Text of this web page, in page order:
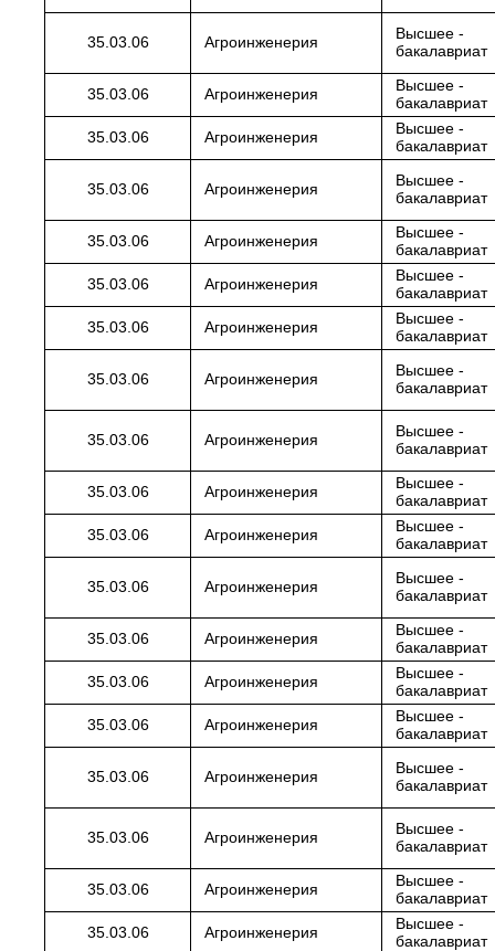
35.03.06 Агроинженерия
Высшее -
бакалавриат
35.03.06 Агроинженерия
Высшее -
бакалавриат
35.03.06
Агроинженерия
Высшее -
бакалавриат
35.03.06 Агроинженерия
Высшее -
бакалавриат
35.03.06 Агроинженерия
Высшее -
бакалавриат
35.03.06
Агроинженерия
Высшее -
бакалавриат
35.03.06
Агроинженерия
Высшее -
бакалавриат
35.03.06 Агроинженерия
Высшее -
бакалавриат
35.03.06 Агроинженерия
Высшее -
бакалавриат
35.03.06 Агроинженерия
Высшее -
бакалавриат
35.03.06
Агроинженерия
Высшее -
бакалавриат
35.03.06 Агроинженерия
Высшее -
бакалавриат
35.03.06 Агроинженерия
Высшее -
бакалавриат
35.03.06
Агроинженерия
Высшее -
бакалавриат
35.03.06
Агроинженерия
Высшее -
бакалавриат
35.03.06 Агроинженерия
Высшее -
бакалавриат
35.03.06 Агроинженерия
Высшее -
бакалавриат
35.03.06 Агроинженерия
Высшее -
бакалавриат
35.03.06
Агроинженерия
Высшее -
бакалавриат